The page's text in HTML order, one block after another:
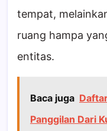
tempat,
ruang hampa
entitas.
Baca juga
Panggilan Dari